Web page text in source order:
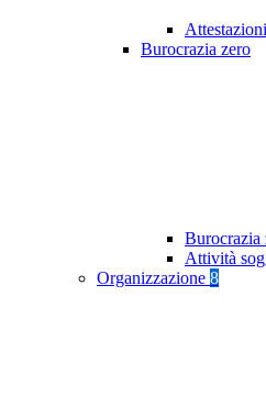
Burocrazia zero
Burocrazia
Attività
Organizzazione 8